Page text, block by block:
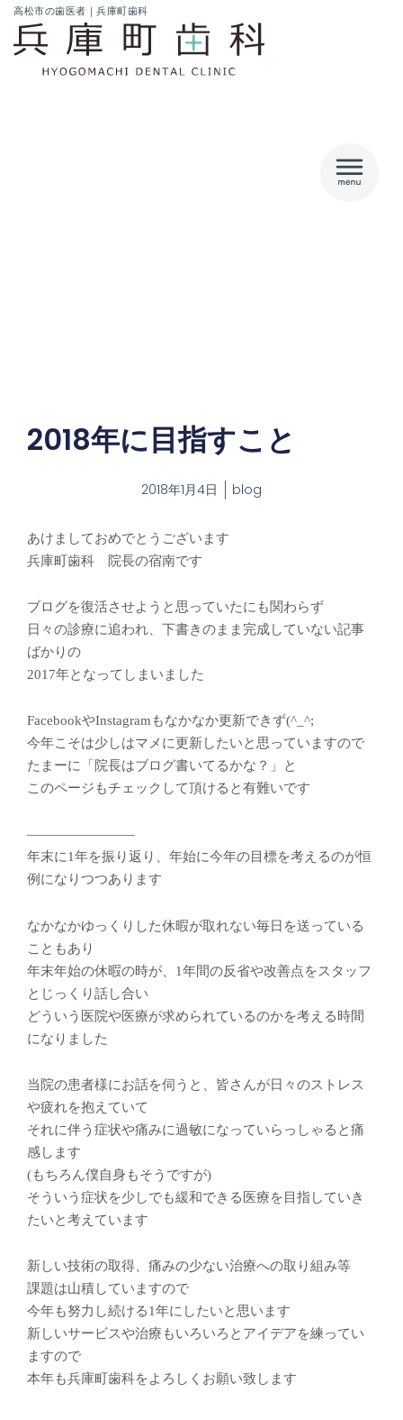
高松市の歯医者｜兵庫町歯科
2018年に目指すこと
2018年1月4日 blog
あけましておめでとうございます
兵庫町歯科 院長の宿南です
ブログを復活させようと思っていたにも関わらず
日々の診療に追われ、下書きのまま完成していない記事
ばかりの
2017年となってしまいました
FacebookやInstagramもなかなか更新できず(^_^;
今年こそは少しはマメに更新したいと思っていますので
たまーに「院長はブログ書いてるかな？」と
このページもチェックして頂けると有難いです
————————
年末に1年を振り返り、年始に今年の目標を考えるのが恒
例になりつつあります
なかなかゆっくりした休暇が取れない毎日を送っている
こともあり
年末年始の休暇の時が、1年間の反省や改善点をスタッフ
とじっくり話し合い
どういう医院や医療が求められているのかを考える時間
になりました
当院の患者様にお話を伺うと、皆さんが日々のストレス
や疲れを抱えていて
それに伴う症状や痛みに過敏になっていらっしゃると痛
感します
(もちろん僕自身もそうですが)
そういう症状を少しでも緩和できる医療を目指していき
たいと考えています
新しい技術の取得、痛みの少ない治療への取り組み等
課題は山積していますので
今年も努力し続ける1年にしたいと思います
新しいサービスや治療もいろいろとアイデアを練ってい
ますので
本年も兵庫町歯科をよろしくお願い致します